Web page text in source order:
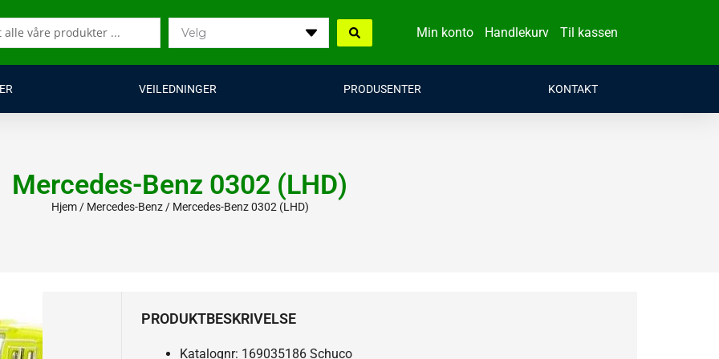
Min konto Handlekurv Til kassen
VEILEDNINGER PRODUSENTER KONTAKT
Mercedes-Benz 0302 (LHD)
Hjem/ Mercedes-Benz/ Mercedes-Benz 0302 (LHD)
PRODUKTBESKRIVELSE
Katalognr: 169035186 Schuco